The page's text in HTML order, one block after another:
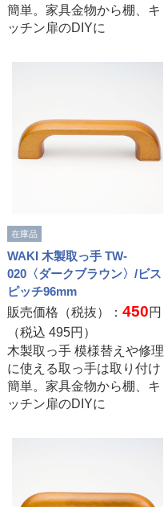
簡単。家具金物から棚、キ
ッチン扉のDIYに
在庫品
WAKI 木製取っ手 TW-
020〈ダークブラウン〉/ビス
ピッチ96mm
販売価格（税抜）： 450円
（税込 495円）
木製取っ手 模様替えや修理
に使える取っ手は取り付け
簡単。家具金物から棚、キ
ッチン扉のDIYに